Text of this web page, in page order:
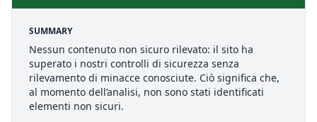
SUMMARY
Nessun contenuto non sicuro rilevato: il sito ha
superato i nostri controlli di sicurezza senza
rilevamento di minacce conosciute. Ciò significa che,
al momento dell’analisi, non sono stati identificati
elementi non sicuri.